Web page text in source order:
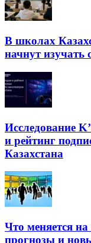
В школах
начнут изучать
Исследование
и рейтинг
Казахстана
Что меняется
прогнозы и